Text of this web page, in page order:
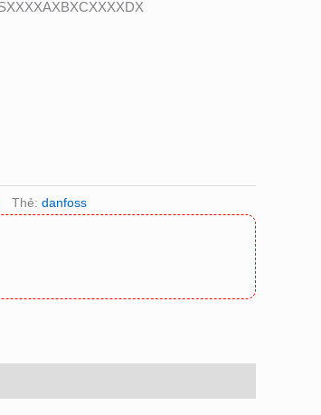
Thẻ: danfoss